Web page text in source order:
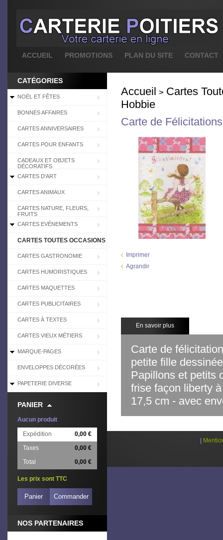
ACCUEIL PROMOTIONS PLAN DU SITE CONTACT
CATÉGORIES
NOËL ET FÊTES
BONNES AFFAIRES
CARTES ANNIVERSAIRES
CARTES POUR ENFANTS
CADEAUX ET OBJETS
DÉCORATIFS
CARTES D'ART
CARTES ANIMAUX
CARTES NATURE, FLEURS,
FRUITS
CARTES EVÉNEMENTS
CARTES TOUTES OCCASIONS
CARTES GASTRONOMIE
CARTES HUMORISTIQUES
CARTES MAQUETTES
CARTES PUBLICITAIRES
CARTES À TEXTES
CARTES VIEUX MÉTIERS
MARQUE-PAGES
ENVELOPPES DÉCORÉES
PAPETERIE DIVERSE
PANIER
Aucun produit
Expédition
0,00 €
Taxes
0,00 €
Total
0,00 €
Les prix sont TTC
Panier Commander
NOS PARTENAIRES
Accueil > Cartes
Hobbie
Carte de
Imprimer
Agrandir
En savoir plus
Carte de
petite fille
Papillons et petits
frise façon liberty
17,5 cm - avec